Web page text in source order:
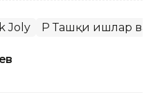
Joly ҚР Ташқи ишлар